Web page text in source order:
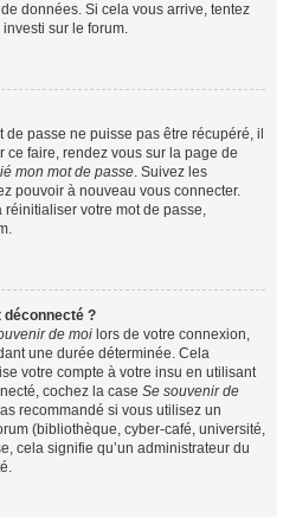
données. Si cela vous arrive, tentez
sur le forum.
passe ne puisse pas être récupéré, il
faire, rendez vous sur la page de
mon mot de passe. Suivez les
pouvoir à nouveau vous connecter.
votre mot de passe,
déconnecté ?
de moi lors de votre connexion,
une durée déterminée. Cela
votre compte à votre insu en utilisant
cochez la case Se souvenir de
recommandé si vous utilisez un
(bibliothèque, cyber-café, université,
cela signifie qu’un administrateur du